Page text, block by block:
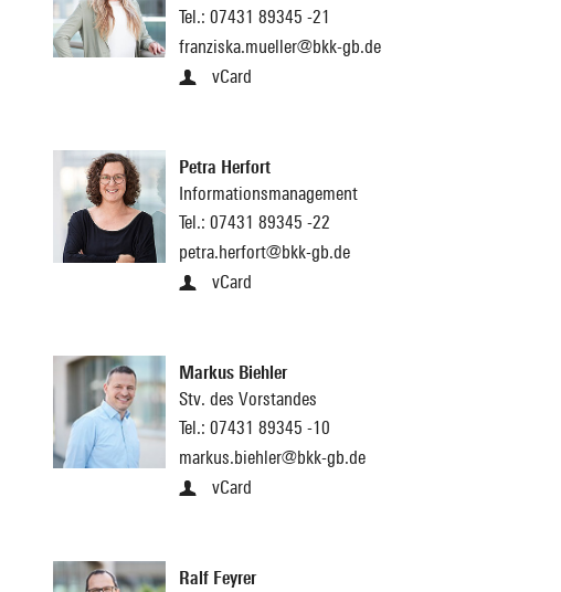
Tel.: 07431 89345 -21
franziska.mueller@bkk-gb.de
vCard
Petra Herfort
Informationsmanagement
Tel.: 07431 89345 -22
petra.herfort@bkk-gb.de
vCard
Markus Biehler
Stv. des Vorstandes
Tel.: 07431 89345 -10
markus.biehler@bkk-gb.de
vCard
Ralf Feyrer